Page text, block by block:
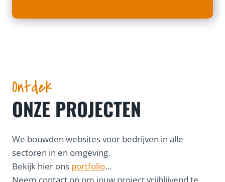
Ontdek
ONZE PROJECTEN
We bouwden websites voor bedrijven in alle
sectoren in en omgeving.
Bekijk hier ons portfolio…